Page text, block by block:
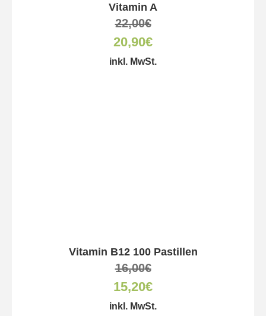
Vitamin A
22,00€
20,90€
inkl. MwSt.
Vitamin B12 100 Pastillen
16,00€
15,20€
inkl. MwSt.